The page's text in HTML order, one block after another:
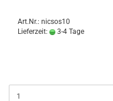
Art.Nr.: nicsos10
Lieferzeit:
3-4 Tage